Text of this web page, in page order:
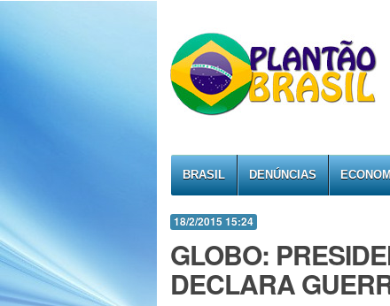
BRASIL DENÚNCIAS
18/2/2015 15:24
GLOBO:
DECLARA